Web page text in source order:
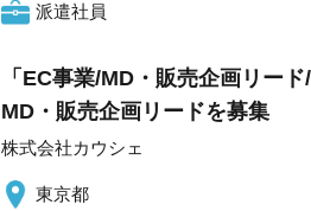
派遣社員
「EC事業/MD・販売企画リー
MD・販売企画リードを募集
株式会社カウシェ
東京都